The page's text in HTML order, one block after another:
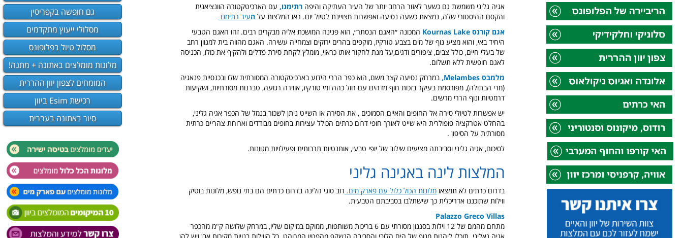
אגיה גליני משמשת גם כשער לאזור הרחב יותר של העיר העתיקה והיפה רתימנו, עם הארכיטקטורה הוונציאנית
והקסם ההיסטורי שלה, נמצאת כשעה נסיעה ואפשרות מצויינת לטיול יום. ראו המלצות על העיר רתימנו
אגם קורנס Kournas Lake
המכונה ״האגם הנסתר״, הוא פנינה המושכת אליה מבקרים רבים. זהו האגם הטבעי
היחיד באי, והוא מציע נוף של מים בצבע טורקיז, מוקפים בהרים ירוקים וצמחייה עשירה. האגם מהווה בית למגוון רחב
של בעלי חיים, כולל צבים, ציפורים ודגים,על מנת לחקור אותו כראוי, מומלץ לקחת סירת פדלים ולהקיף את כולו, הכניסה
לאגם חופשית ללא תשלום.
מלמבס Melambes,
במרחק נסיעה קצר משם, הוא כפר הררי הידוע בארכיטקטורה המסורתית שלו ובכנסיית פנאגיה
(מרי הבתולה), מפורסמת בעיקר בזכות חוף מדהים עם חול כהה ומי טורקיז, אווירה רגועה, טברנות מסורתיות, ושקיעות
דרמטיות ונוף הררי מרשים.
יש אפשרות לטיולי סירה אל החופים והאיים הסמוכים , את הסירה או השייט ניתן לשכור בנמל של הכפר אגיה גליני,
בהחלט אטרקציה פופולרית היא שייט לאורך חופי דרום כרתים הכולל עצירות בחופים מבודדים וארוחת צהריים כרתית
מסורתית על הסיפון .
לסיכום, אגיה גליני וסביבתה מציעים שילוב של יופי טבעי, אותנטיות תרבותית ופעילויות מגוונות.
המלצות לינה באגינה גליני
בדרום כרתים לא תמצאו מלונות הכול כלול עם פארק מים. רוב סוגי הלינה בדרום כרתים הם בתי נופש, מלונות בוטיק
ווילות שתוכננו אדריכלית כך שישתלבו בסביבתם הטבעית.
Palazzo Greco Villas
מתחם מהמם של 12 וילות בסגנון מסורתי עם 6 בריכות משותפות, ממוקם במיקום שליו, במרחק שלושה ק"מ מהכפר
גם חופשה בקפריסין
מסלולי ייעוץ מתקדמים
מסלול טיול בפלופונס
מלונות מומלצים באתונה + מתנה!
המומחים לצפון יוון ההררית
רכישת Esim ביוון
סיור באתונה בעברית